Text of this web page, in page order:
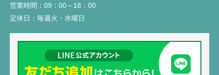
営業時間： 09：00～18：00
定休日： 毎週火・水曜日